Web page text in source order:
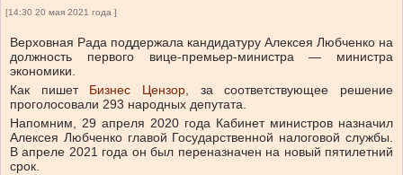
[14:30 20 мая 2021 года ]
Верховная Рада поддержала кандидатуру Алексея Любченко на
должность первого вице-премьер-министра — министра
экономики.
Как пишет Бизнес Цензор, за соответствующее решение
проголосовали 293 народных депутата.
Напомним, 29 апреля 2020 года Кабинет министров назначил
Алексея Любченко главой Государственной налоговой службы.
В апреле 2021 года он был переназначен на новый пятилетний
срок.